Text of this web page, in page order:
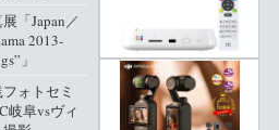
「Japan／
2013-
」
ォトセミ
阜vsヴィ